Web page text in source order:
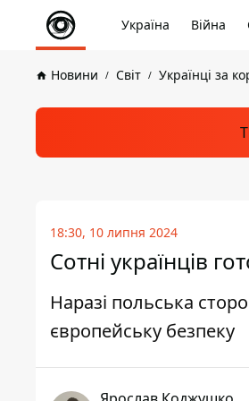
Україна Війна
Новини Світ Українці за
18:30, 10 липня 2024
Сотні українців
Наразі польська
європейську безпеку